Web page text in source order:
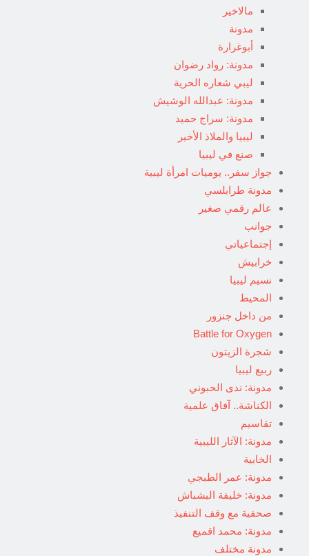
مالاخير
مدونة
أبوغرارة
مدونة: رواد رضوان
ليبي شعاره الحرية
مدونة: عبدالله الوشيش
مدونة: سراج حميد
ليبيا والملاذ الأخير
صنع في ليبيا
جواز سفر.. يوميات امرأة ليبية
مدونة طرابلسي
عالم رقمي صغير
جوانب
إجتماعياتي
خرابيش
نسيم ليبيا
المحيط
من داخل جنزور
Battle for Oxygen
شجرة الزيتون
ربيع ليبيا
مدونة: ندى الحبوني
الكناشة.. آفاق علمية
تقاسيم
مدونة: الآثار الليبية
الخابية
مدونة: عمر الطبجي
مدونة: خليفة البشباش
صحفية مع وقف التنفيذ
مدونة: محمد اقميع
مدونة مختلف